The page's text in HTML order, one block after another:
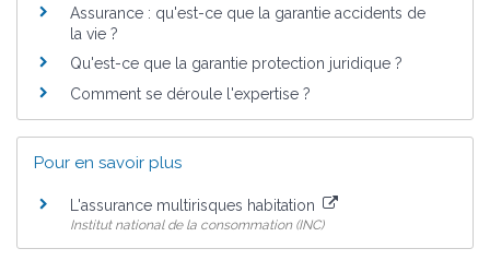
Assurance : qu'est-ce que la garantie accidents de
la vie ?
Qu'est-ce que la garantie protection juridique ?
Comment se déroule l'expertise ?
Pour en savoir plus
L'assurance multirisques habitation
Institut national de la consommation (INC)